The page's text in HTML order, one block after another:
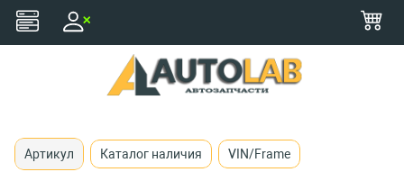
Артикул Каталог наличия VIN/Frame